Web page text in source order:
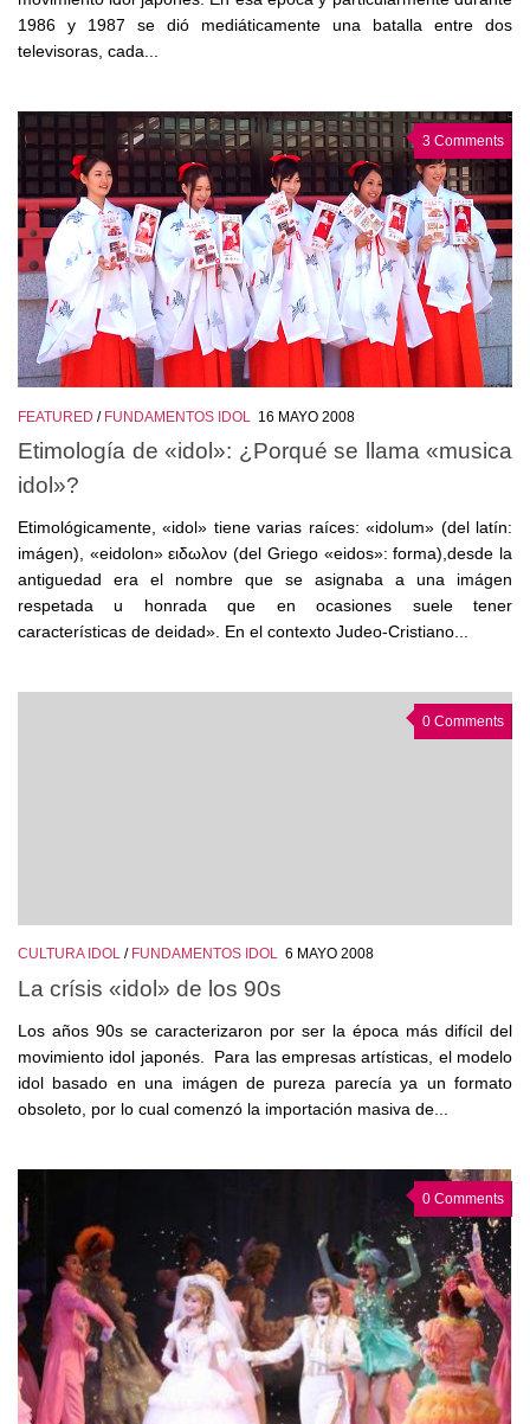
1986 y 1987 se dió mediáticamente una batalla entre dos
televisoras, cada...
3 Comments
FEATURED / FUNDAMENTOS IDOL 16 MAYO 2008
Etimología de «idol»: ¿Porqué se llama «musica
idol»?
Etimológicamente, «idol» tiene varias raíces: «idolum» (del latín:
imágen), «eidolon» ειδωλον (del Griego «eidos»: forma),desde la
antiguedad era el nombre que se asignaba a una imágen
respetada u honrada que en ocasiones suele tener
características de deidad». En el contexto Judeo-Cristiano...
0 Comments
CULTURA IDOL / FUNDAMENTOS IDOL 6 MAYO 2008
La crísis «idol» de los 90s
Los años 90s se caracterizaron por ser la época más difícil del
movimiento idol japonés. Para las empresas artísticas, el modelo
idol basado en una imágen de pureza parecía ya un formato
obsoleto, por lo cual comenzó la importación masiva de...
0 Comments